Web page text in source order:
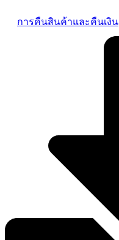
การคืนสินค้าและคืนเงิน